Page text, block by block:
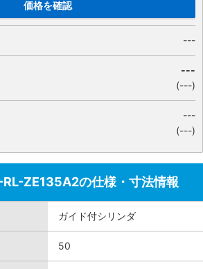
価格を確認
---
---
(---)
---
(---)
ZE135A2の仕様・寸法情報
ガイド付シリンダ
50